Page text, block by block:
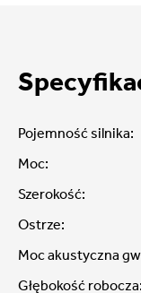
Pojemność silnika:
Moc:
Szerokość:
Ostrze:
Moc akustyczna
Głębokość robocza: